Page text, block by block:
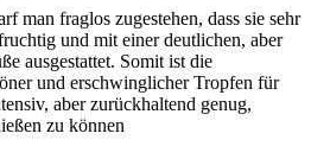
man fraglos zugestehen, dass sie sehr
und mit einer deutlichen, aber
ausgestattet. Somit ist die
und erschwinglicher Tropfen für
aber zurückhaltend genug,
zu können